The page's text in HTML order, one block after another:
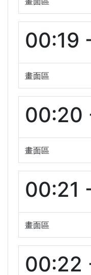
00:19
畫面區
00:20
畫面區
00:21
畫面區
00:22